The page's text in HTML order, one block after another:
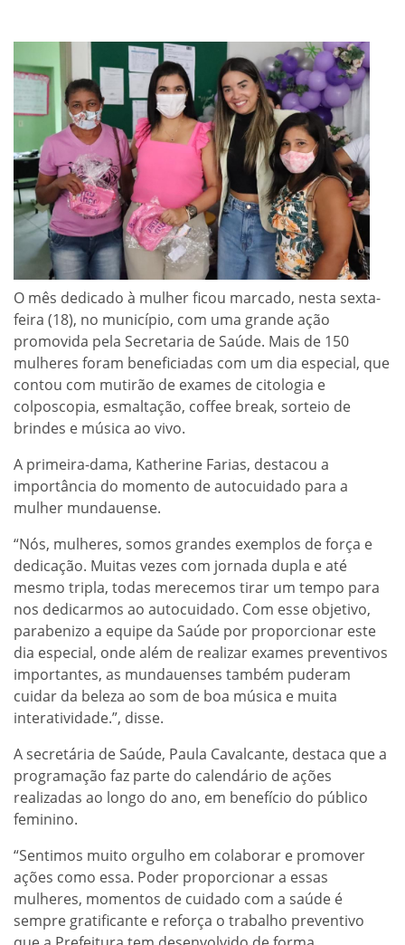
O mês dedicado à mulher ficou marcado, nesta sexta-
feira (18), no município, com uma grande ação
promovida pela Secretaria de Saúde. Mais de 150
mulheres foram beneficiadas com um dia especial, que
contou com mutirão de exames de citologia e
colposcopia, esmaltação, coffee break, sorteio de
brindes e música ao vivo.
A primeira-dama, Katherine Farias, destacou a
importância do momento de autocuidado para a
mulher mundauense.
“Nós, mulheres, somos grandes exemplos de força e
dedicação. Muitas vezes com jornada dupla e até
mesmo tripla, todas merecemos tirar um tempo para
nos dedicarmos ao autocuidado. Com esse objetivo,
parabenizo a equipe da Saúde por proporcionar este
dia especial, onde além de realizar exames preventivos
importantes, as mundauenses também puderam
cuidar da beleza ao som de boa música e muita
interatividade.”, disse.
A secretária de Saúde, Paula Cavalcante, destaca que a
programação faz parte do calendário de ações
realizadas ao longo do ano, em benefício do público
feminino.
“Sentimos muito orgulho em colaborar e promover
ações como essa. Poder proporcionar a essas
mulheres, momentos de cuidado com a saúde é
sempre gratificante e reforça o trabalho preventivo